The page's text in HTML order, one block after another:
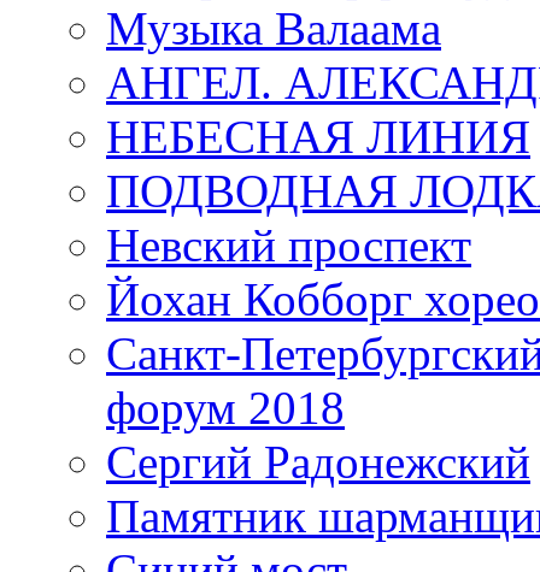
Музыка Валаама
АНГЕЛ.
НЕБЕСНАЯ ЛИНИЯ
ПОДВОДНАЯ
Невский проспект
Йохан Кобборг
Санкт-
форум 2018
Сергий Радонежский
Памятник